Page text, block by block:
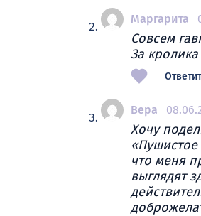
Маргарита
Совсем
За
Вера
Хочу
«Пушистое
что меня
выглядят